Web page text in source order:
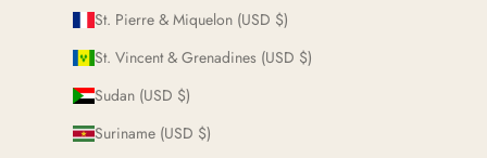
St. Pierre & Miquelon (USD $)
St. Vincent & Grenadines (USD $)
Sudan (USD $)
Suriname (USD $)